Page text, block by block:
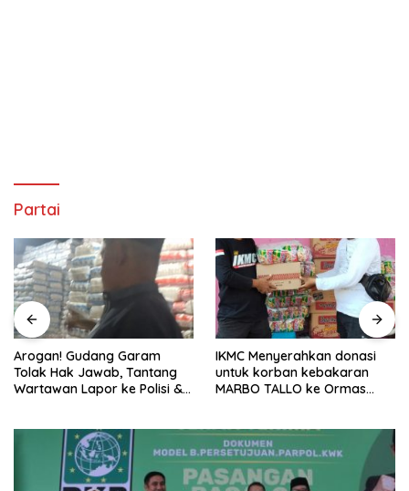
Partai
Arogan! Gudang Garam
Tolak Hak Jawab, Tantang
Wartawan Lapor ke Polisi &
IKMC Menyerahkan donasi
untuk korban kebakaran
MARBO TALLO ke Ormas